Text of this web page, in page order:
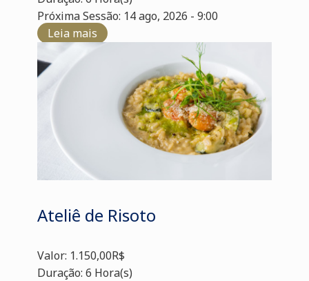
Próxima Sessão: 14 ago, 2026 - 9:00
Leia mais
Ateliê de Risoto
Valor: 1.150,00R$
Duração: 6 Hora(s)